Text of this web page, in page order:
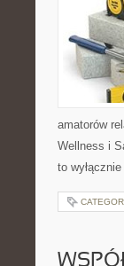
amatorów
Wellness i
to